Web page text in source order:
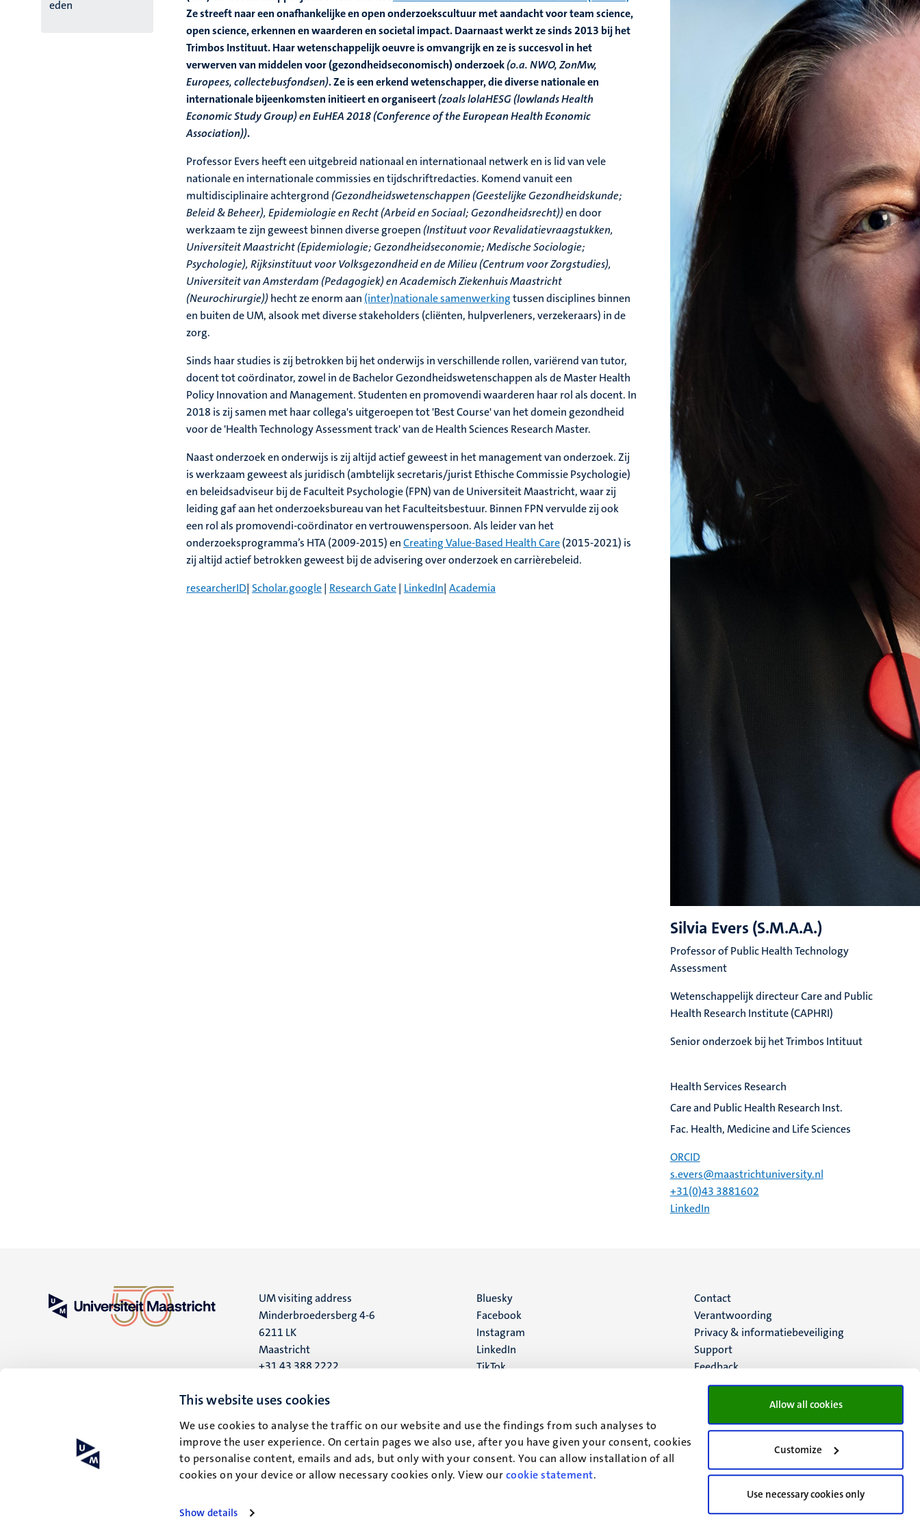
This website uses cookies
We use cookies to analyse the traffic on our website and use the findings from such analyses to
improve the user experience. On certain pages we also use, after you have given your consent, cookies
to personalise content, emails and ads, but only with your consent. You can allow installation of all
cookies on your device or allow necessary cookies only. View ourcookie statement.
Show details
Allow all cookies
Customize
Use necessary cookies only
eden
Ze streeft naar een onafhankelijke en open onderzoekscultuur met aandacht voor team science,
open science, erkennen en waarderen en societal impact. Daarnaast werkt ze sinds 2013 bij het
Trimbos Instituut. Haar wetenschappelijk oeuvre is omvangrijk en ze is succesvol in het
verwerven van middelen voor (gezondheidseconomisch) onderzoek(o.a. NWO, ZonMw,
Europees, collectebusfondsen). Ze is een erkend wetenschapper, die diverse nationale en
internationale bijeenkomsten initieert en organiseert(zoals lolaHESG (lowlands Health
Economic Study Group) en EuHEA 2018 (Conference of the European Health Economic
Association)).
Professor Evers heeft een uitgebreid nationaal en internationaal netwerk en is lid van vele
nationale en internationale commissies en tijdschriftredacties. Komend vanuit een
multidisciplinaire achtergrond (Gezondheidswetenschappen (Geestelijke Gezondheidskunde;
Beleid & Beheer), Epidemiologie en Recht (Arbeid en Sociaal; Gezondheidsrecht))en door
werkzaam te zijn geweest binnen diverse groepen (Instituut voor Revalidatievraagstukken,
Universiteit Maastricht (Epidemiologie; Gezondheidseconomie; Medische Sociologie;
Psychologie), Rijksinstituut voor Volksgezondheid en de Milieu (Centrum voor Zorgstudies),
Universiteit van Amsterdam (Pedagogiek) en Academisch Ziekenhuis Maastricht
(Neurochirurgie))hecht ze enorm aan (inter)nationale samenwerkingtussen disciplines binnen
en buiten de UM, alsook met diverse stakeholders (cliënten, hulpverleners, verzekeraars) in de
zorg.
Sinds haar studies is zij betrokken bij het onderwijs in verschillende rollen, variërend van tutor,
docent tot coördinator, zowel in de Bachelor Gezondheidswetenschappen als de Master Health
Policy Innovation and Management. Studenten en promovendi waarderen haar rol als docent. In
2018 is zij samen met haar collega's uitgeroepen tot 'Best Course' van het domein gezondheid
voor de 'Health Technology Assessment track' van de Health Sciences Research Master.
Naast onderzoek en onderwijs is zij altijd actief geweest in het management van onderzoek. Zij
is werkzaam geweest als juridisch (ambtelijk secretaris/jurist Ethische Commissie Psychologie)
en beleidsadviseur bij de Faculteit Psychologie (FPN) van de Universiteit Maastricht, waar zij
leiding gaf aan het onderzoeksbureau van het Faculteitsbestuur. Binnen FPN vervulde zij ook
een rol als promovendi-coördinator en vertrouwenspersoon. Als leider van het
onderzoeksprogramma’s HTA (2009-2015) enCreating Value-Based Health Care(2015-2021) is
zij altijd actief betrokken geweest bij de advisering over onderzoek en carrièrebeleid.
researcherID| Scholar.google| Research Gate| LinkedIn| Academia
Silvia Evers (S.M.A.A.)
Professor of Public Health Technology
Assessment
Wetenschappelijk directeur Care and Public
Health Research Institute (CAPHRI)
Senior onderzoek bij het Trimbos Intituut
Health Services Research
Care and Public Health Research Inst.
Fac. Health, Medicine and Life Sciences
ORCID
s.evers@maastrichtuniversity.nl
+31(0)43 3881602
LinkedIn
UM visiting address
Minderbroedersberg 4-6
6211 LK
Maastricht
+31 43 388 2222
UM postal address
6200 MD
Maastricht
Social
media
Bluesky
Facebook
Instagram
LinkedIn
TikTok
Menu
footer
(NL)
Contact
Verantwoording
Privacy & informatiebeveiliging
Support
Feedback